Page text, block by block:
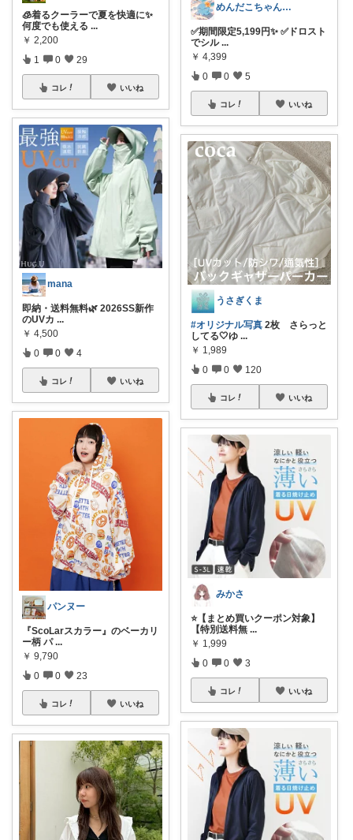
🧊着るクーラーで夏を快適に✨
何度でも使える ...
￥ 2,200
1 0 29
コレ いいね
mana
即納・送料無料🌿 2026SS新作
のUVカ ...
￥ 4,500
0 0 4
コレ いいね
パンヌー
『ScoLarスカラー』のベーカリ
ー柄 パ ...
￥ 9,790
0 0 23
コレ いいね
めんだこちゃん💘使う力💪
✅期間限定5,199円✨ ✅ドロスト
でシル ...
￥ 4,399
0 0 5
コレ いいね
うさぎくま
#オリジナル写真 2枚 さらっと
してる🤍ゆ ...
￥ 1,989
0 0 120
コレ いいね
みかさ
⭐️【まとめ買いクーポン対象】
【特別送料無 ...
￥ 1,999
0 0 3
コレ いいね